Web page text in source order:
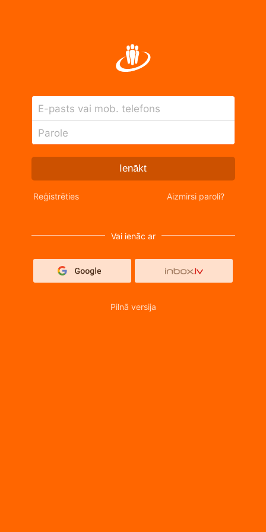
E-pasts vai mob. telefons
Parole
Ienākt
Reģistrēties Aizmirsi paroli?
Vai ienāc ar
Pilnā versija